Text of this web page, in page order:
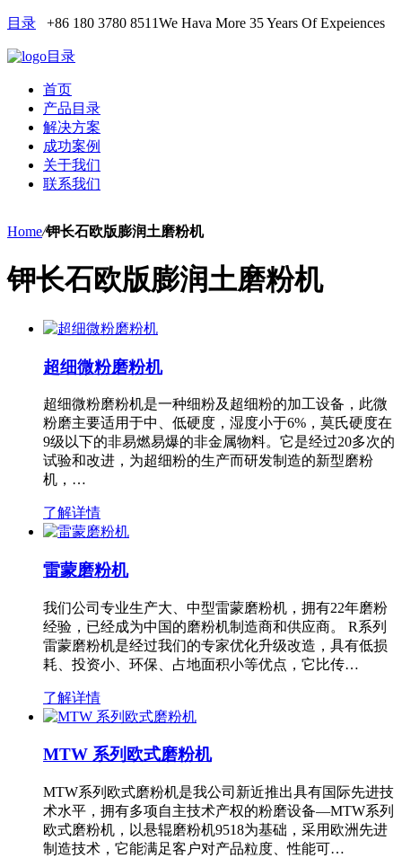
目录 +86 180 3780 8511We Hava More 35 Years Of Expeiences
目录
首页
产品目录
解决方案
成功案例
关于我们
联系我们
Home/钾长石欧版膨润土磨粉机
钾长石欧版膨润土磨粉机
超细微粉磨粉机
超细微粉磨粉机是一种细粉及超细粉的加工设备，此微
粉磨主要适用于中、低硬度，湿度小于6%，莫氏硬度在
9级以下的非易燃易爆的非金属物料。它是经过20多次的
试验和改进，为超细粉的生产而研发制造的新型磨粉
机，…
了解详情
雷蒙磨粉机
我们公司专业生产大、中型雷蒙磨粉机，拥有22年磨粉
经验，已经成为中国的磨粉机制造商和供应商。 R系列
雷蒙磨粉机是经过我们的专家优化升级改造，具有低损
耗、投资小、环保、占地面积小等优点，它比传…
了解详情
MTW 系列欧式磨粉机
MTW系列欧式磨粉机是我公司新近推出具有国际先进技
术水平，拥有多项自主技术产权的粉磨设备—MTW系列
欧式磨粉机，以悬辊磨粉机9518为基础，采用欧洲先进
制造技术，它能满足客户对产品粒度、性能可…